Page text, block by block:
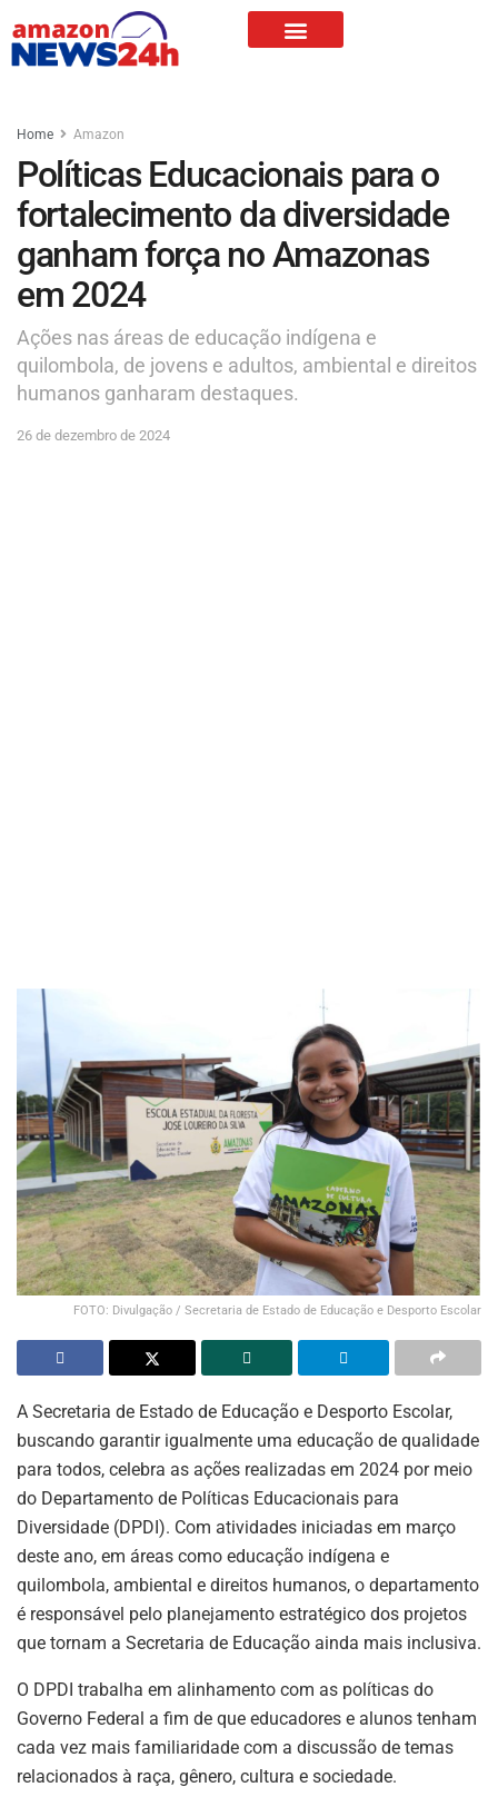
Home Amazon
Políticas Educacionais para o
fortalecimento da diversidade
ganham força no Amazonas
em 2024
Ações nas áreas de educação indígena e
quilombola, de jovens e adultos, ambiental e direitos
humanos ganharam destaques.
26 de dezembro de 2024
FOTO: Divulgação / Secretaria de Estado de Educação e Desporto Escolar
A Secretaria de Estado de Educação e Desporto Escolar,
buscando garantir igualmente uma educação de qualidade
para todos, celebra as ações realizadas em 2024 por meio
do Departamento de Políticas Educacionais para
Diversidade (DPDI). Com atividades iniciadas em março
deste ano, em áreas como educação indígena e
quilombola, ambiental e direitos humanos, o departamento
é responsável pelo planejamento estratégico dos projetos
que tornam a Secretaria de Educação ainda mais inclusiva.
O DPDI trabalha em alinhamento com as políticas do
Governo Federal a fim de que educadores e alunos tenham
cada vez mais familiaridade com a discussão de temas
relacionados à raça, gênero, cultura e sociedade.